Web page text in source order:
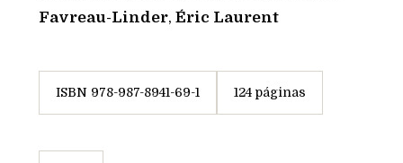
Favreau-Linder, Éric Laurent
ISBN 978-987-8941-69-1 124 páginas